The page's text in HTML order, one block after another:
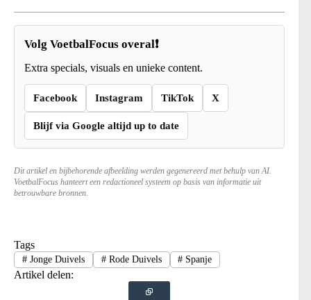
Volg VoetbalFocus overal❗
Extra specials, visuals en unieke content.
Facebook Instagram TikTok X
Blijf via Google altijd up to date
Dit artikel en bijbehorende afbeelding werden gegenereerd met behulp van AI.
VoetbalFocus hanteert een redactioneel systeem op basis van informatie uit
betrouwbare bronnen.
Tags
#Jonge Duivels #Rode Duivels # Spanje
Artikel delen: